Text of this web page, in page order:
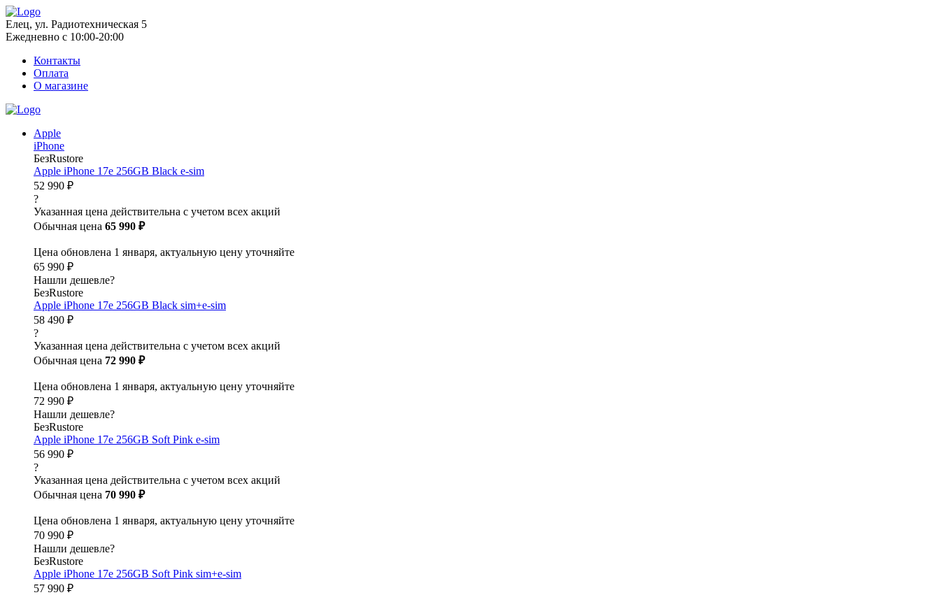
Елец, ул. Радиотехническая 5
Ежедневно с 10:00-20:00
Контакты
Оплата
О магазине
Apple
iPhone
БезRustore
Apple iPhone 17e 256GB Black e-sim
52 990 ₽
?
Указанная цена действительна с учетом всех акций
Обычная цена 65 990 ₽
Цена обновлена 1 января, актуальную цену уточняйте
65 990 ₽
Нашли дешевле?
БезRustore
Apple iPhone 17e 256GB Black sim+e-sim
58 490 ₽
?
Указанная цена действительна с учетом всех акций
Обычная цена 72 990 ₽
Цена обновлена 1 января, актуальную цену уточняйте
72 990 ₽
Нашли дешевле?
БезRustore
Apple iPhone 17e 256GB Soft Pink e-sim
56 990 ₽
?
Указанная цена действительна с учетом всех акций
Обычная цена 70 990 ₽
Цена обновлена 1 января, актуальную цену уточняйте
70 990 ₽
Нашли дешевле?
БезRustore
Apple iPhone 17e 256GB Soft Pink sim+e-sim
57 990 ₽